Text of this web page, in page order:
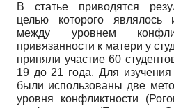
В статье приводятся
целью которого являлось
между уровнем
привязанности к матери у
приняли участие 60
19 до 21 года. Для изучения
были использованы две
уровня конфликтности